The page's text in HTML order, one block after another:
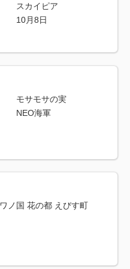
スカイピア
10月8日
モサモサの実
NEO海軍
ワノ国 花の都 えびす町